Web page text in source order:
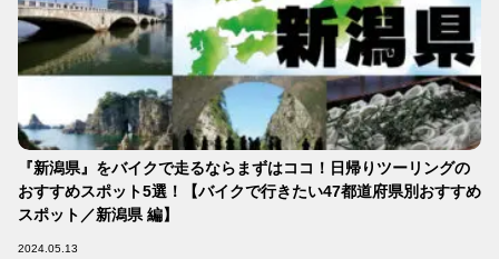
『新潟県』をバイクで走るならまずはココ！日帰りツーリングの
おすすめスポット5選！【バイクで行きたい47都道府県別おすすめ
スポット／新潟県 編】
2024.05.13